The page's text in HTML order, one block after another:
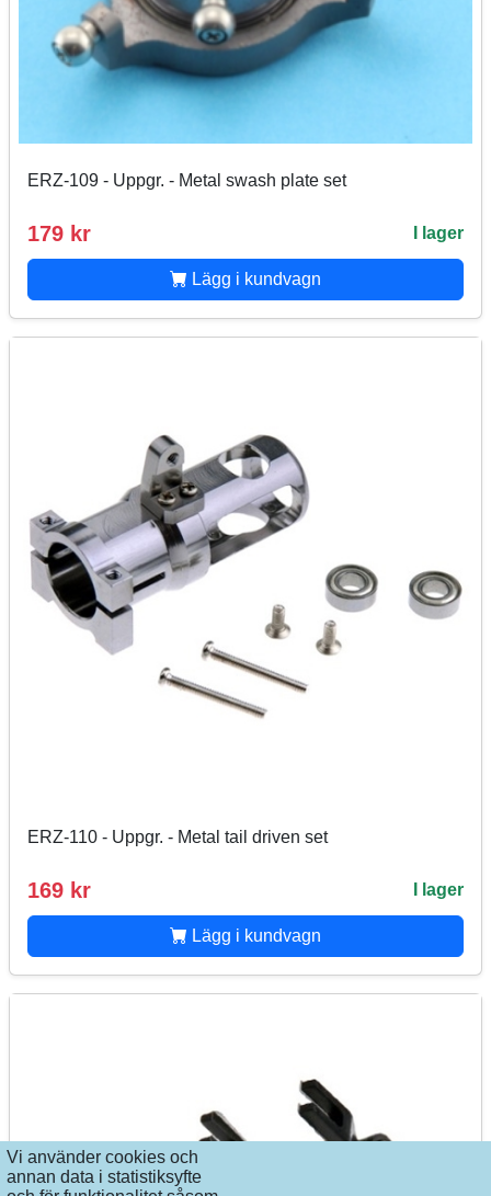
Vi använder cookies och
annan data i statistiksyfte
ERZ-109 - Uppgr. - Metal swash plate set
179 kr I lager
Lägg i kundvagn
ERZ-110 - Uppgr. - Metal tail driven set
169 kr I lager
Lägg i kundvagn